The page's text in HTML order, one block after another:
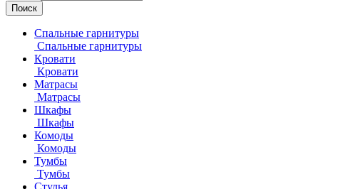
Спальные гарнитуры
Спальные гарнитуры
Кровати
Кровати
Матрасы
Матрасы
Шкафы
Шкафы
Комоды
Комоды
Тумбы
Тумбы
Стулья